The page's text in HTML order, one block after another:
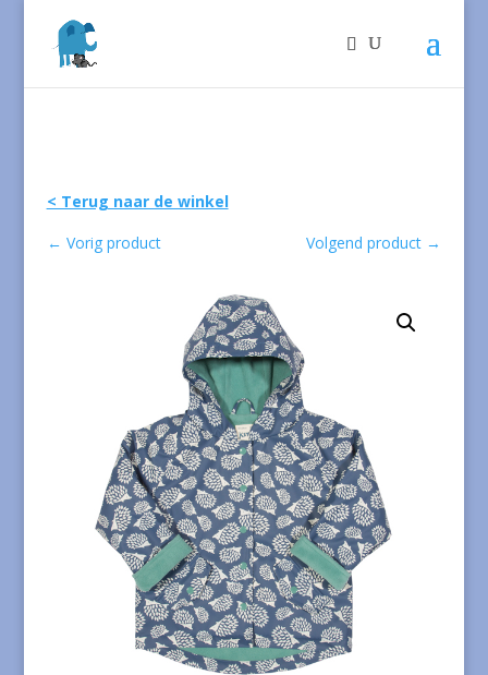
< Terug naar de winkel
← Vorig product Volgend product →